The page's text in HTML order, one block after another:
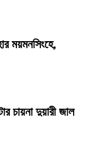
ময়মনসিংহে,
চায়না দুয়ারী জাল